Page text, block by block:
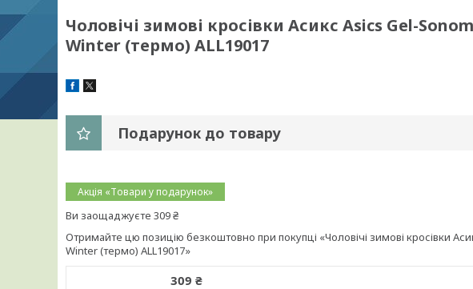
Чоловічі зимові кросівки Асикс Asics Gel-
Winter (термо) ALL19017
Подарунок до товару
Акція «Товари у подарунок»
Ви заощаджуєте 309 ₴
Отримайте цю позицію безкоштовно при покупці «Чоловічі зимові кросівки
Winter (термо) ALL19017»
309 ₴